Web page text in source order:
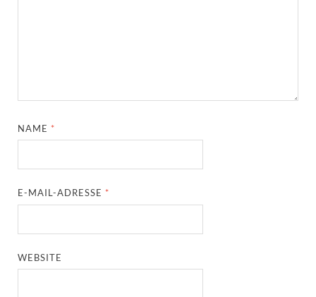
NAME *
E-MAIL-ADRESSE *
WEBSITE